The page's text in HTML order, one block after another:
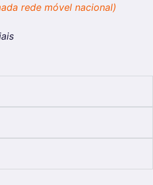
rede móvel nacional)